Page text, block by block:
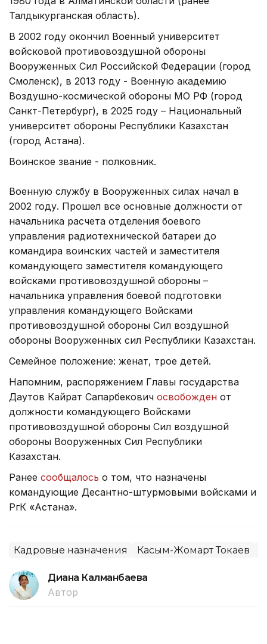
Талдыкурганская область).
В 2002 году окончил Военный университет
войсковой противовоздушной обороны
Вооруженных Сил Российской Федерации (город
Смоленск), в 2013 году - Военную академию
Воздушно-космической обороны МО РФ (город
Санкт-Петербург), в 2025 году – Национальный
университет обороны Республики Казахстан
(город Астана).
Воинское звание - полковник.
Военную службу в Вооруженных силах начал в
2002 году. Прошел все основные должности от
начальника расчета отделения боевого
управления радиотехнической батареи до
командира воинских частей и заместителя
командующего заместителя командующего
войсками противовоздушной обороны –
начальника управления боевой подготовки
управления командующего Войсками
противовоздушной обороны Сил воздушной
обороны Вооруженных сил Республики Казахстан.
Семейное положение: женат, трое детей.
Напомним, распоряжением Главы государства
Даутов Кайрат Сапарбекович освобожден от
должности командующего Войсками
противовоздушной обороны Сил воздушной
обороны Вооруженных Сил Республики
Казахстан.
Ранее сообщалось о том, что назначены
командующие Десантно-штурмовыми войсками и
РгК «Астана».
Кадровые назначения Касым-Жомарт Токаев
Диана Калманбаева
Автор